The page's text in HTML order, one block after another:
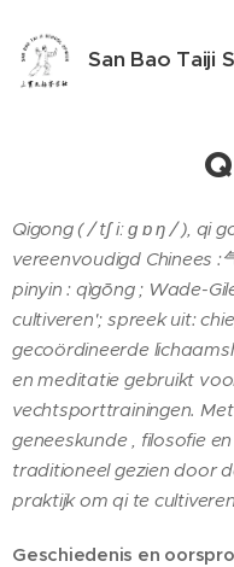
San Bao Taiji
Qigong ( / tʃ iː ɡ ɒ ŋ / ), qi
vereenvoudigd Chinees :
pinyin : qìgōng ; Wade-
cultiveren'; spreek uit:
gecoördineerde
en meditatie gebruikt
vechtsporttrainingen.
geneeskunde , filosofie
traditioneel gezien door
praktijk om qi te
Geschiedenis en